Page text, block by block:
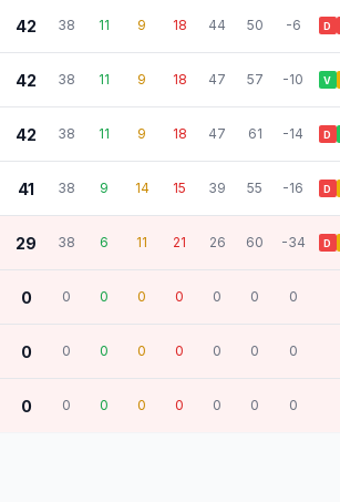
42 38 11 9 18 44 50 -6 D
42 38 11 9 18 47 57 -10 V
42 38 11 9 18 47 61 -14 D
41 38 9 14 15 39 55 -16 D
29 38 6 11 21 26 60 -34 D
0 0 0 0 0 0 0 0
0 0 0 0 0 0 0 0
0 0 0 0 0 0 0 0